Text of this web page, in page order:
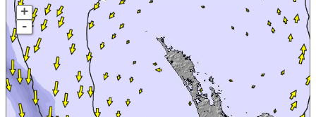
+
-